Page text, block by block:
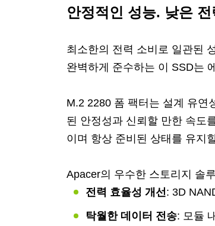
안정적인 성능. 낮은
최소한의 전력 소비로 일관된
완벽하게 준수하는 이 SSD는
M.2 2280 폼 팩터는 설계 유연
된 안정성과 신뢰할 만한 속도
이며 항상 준비된 상태를 유지
Apacer의 우수한 스토리지 솔
전력 효율성 개선: 3D
탁월한 데이터 전송: 모듈